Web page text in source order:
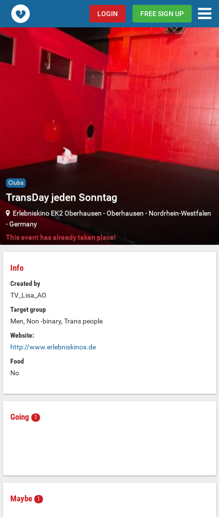
Popcorn.dating LOGIN FREE SIGN UP
Clubs
TransDay jeden Sonntag
Erlebniskino EK2 Oberhausen -Oberhausen - Nordrhein-Westfalen
-Germany
This event has already taken place!
Info
Created by
TV_Lisa_AO
Target group
Men, Non -binary, Trans people
Website:
http://www.erlebniskinos.de
Food
No
Going 1
Maybe 1